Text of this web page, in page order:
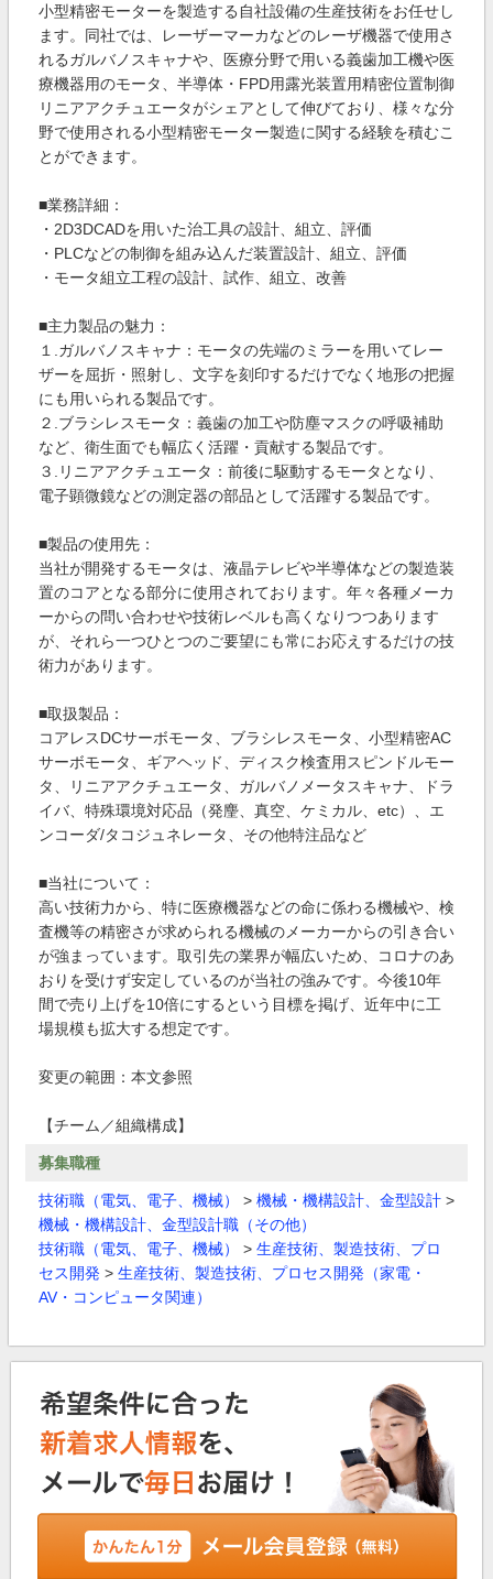
小型精密モーターを製造する自社設備の生産技術をお任せし
ます。同社では、レーザーマーカなどのレーザ機器で使用さ
れるガルバノスキャナや、医療分野で用いる義歯加工機や医
療機器用のモータ、半導体・FPD用露光装置用精密位置制御
リニアアクチュエータがシェアとして伸びており、様々な分
野で使用される小型精密モーター製造に関する経験を積むこ
とができます。
■業務詳細：
・2D3DCADを用いた治工具の設計、組立、評価
・PLCなどの制御を組み込んだ装置設計、組立、評価
・モータ組立工程の設計、試作、組立、改善
■主力製品の魅力：
１.ガルバノスキャナ：モータの先端のミラーを用いてレー
ザーを屈折・照射し、文字を刻印するだけでなく地形の把握
にも用いられる製品です。
２.ブラシレスモータ：義歯の加工や防塵マスクの呼吸補助
など、衛生面でも幅広く活躍・貢献する製品です。
３.リニアアクチュエータ：前後に駆動するモータとなり、
電子顕微鏡などの測定器の部品として活躍する製品です。
■製品の使用先：
当社が開発するモータは、液晶テレビや半導体などの製造装
置のコアとなる部分に使用されております。年々各種メーカ
ーからの問い合わせや技術レベルも高くなりつつあります
が、それら一つひとつのご要望にも常にお応えするだけの技
術力があります。
■取扱製品：
コアレスDCサーボモータ、ブラシレスモータ、小型精密AC
サーボモータ、ギアヘッド、ディスク検査用スピンドルモー
タ、リニアアクチュエータ、ガルバノメータスキャナ、ドラ
イバ、特殊環境対応品（発麈、真空、ケミカル、etc）、エ
ンコーダ/タコジュネレータ、その他特注品など
■当社について：
高い技術力から、特に医療機器などの命に係わる機械や、検
査機等の精密さが求められる機械のメーカーからの引き合い
が強まっています。取引先の業界が幅広いため、コロナのあ
おりを受けず安定しているのが当社の強みです。今後10年
間で売り上げを10倍にするという目標を掲げ、近年中に工
場規模も拡大する想定です。
変更の範囲：本文参照
【チーム／組織構成】
募集職種
技術職（電気、電子、機械） > 機械・機構設計、金型設計 >
機械・機構設計、金型設計職（その他）
技術職（電気、電子、機械）
> 生産技術、製造技術、プロ
セス開発 > 生産技術、製造技術、プロセス開発（家電・
AV・コンピュータ関連）